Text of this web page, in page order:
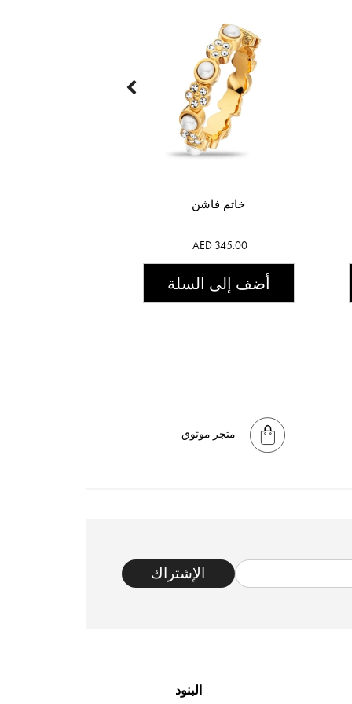
خاتم فاشن
AED 345.00
أضف إلى السلة